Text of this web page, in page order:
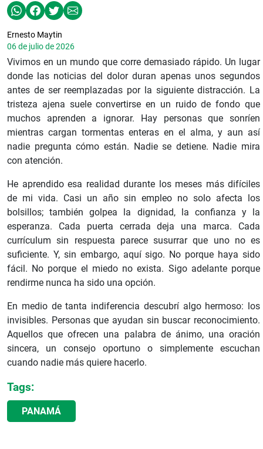
Ernesto Maytin
06 de julio de 2026
Vivimos en un mundo que corre demasiado rápido. Un lugar
donde las noticias del dolor duran apenas unos segundos
antes de ser reemplazadas por la siguiente distracción. La
tristeza ajena suele convertirse en un ruido de fondo que
muchos aprenden a ignorar. Hay personas que sonríen
mientras cargan tormentas enteras en el alma, y aun así
nadie pregunta cómo están. Nadie se detiene. Nadie mira
con atención.
He aprendido esa realidad durante los meses más difíciles
de mi vida. Casi un año sin empleo no solo afecta los
bolsillos; también golpea la dignidad, la confianza y la
esperanza. Cada puerta cerrada deja una marca. Cada
currículum sin respuesta parece susurrar que uno no es
suficiente. Y, sin embargo, aquí sigo. No porque haya sido
fácil. No porque el miedo no exista. Sigo adelante porque
rendirme nunca ha sido una opción.
En medio de tanta indiferencia descubrí algo hermoso: los
invisibles. Personas que ayudan sin buscar reconocimiento.
Aquellos que ofrecen una palabra de ánimo, una oración
sincera, un consejo oportuno o simplemente escuchan
cuando nadie más quiere hacerlo.
Tags:
PANAMÁ